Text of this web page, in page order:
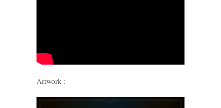
Artwork :